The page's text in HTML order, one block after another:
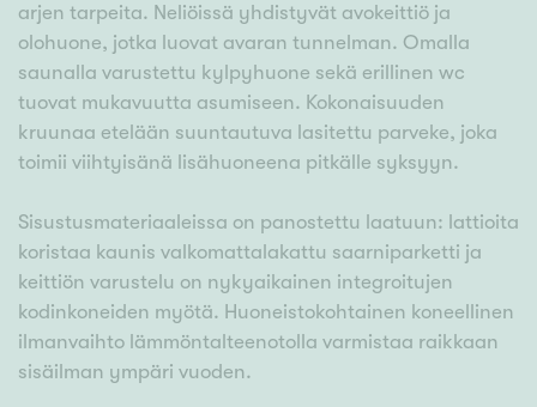
arjen tarpeita. Neliöissä yhdistyvät avokeittiö ja
olohuone, jotka luovat avaran tunnelman. Omalla
saunalla varustettu kylpyhuone sekä erillinen wc
tuovat mukavuutta asumiseen. Kokonaisuuden
kruunaa etelään suuntautuva lasitettu parveke, joka
toimii viihtyisänä lisähuoneena pitkälle syksyyn.
Sisustusmateriaaleissa on panostettu laatuun: lattioita
koristaa kaunis valkomattalakattu saarniparketti ja
keittiön varustelu on nykyaikainen integroitujen
kodinkoneiden myötä. Huoneistokohtainen koneellinen
ilmanvaihto lämmöntalteenotolla varmistaa raikkaan
sisäilman ympäri vuoden.